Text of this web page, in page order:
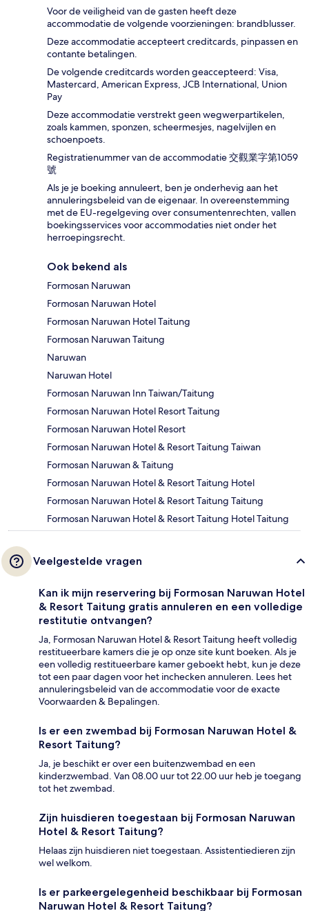
Voor de veiligheid van de gasten heeft deze
accommodatie de volgende voorzieningen: brandblusser.
Deze accommodatie accepteert creditcards, pinpassen en
contante betalingen.
De volgende creditcards worden geaccepteerd: Visa,
Mastercard, American Express, JCB International, Union
Pay
Deze accommodatie verstrekt geen wegwerpartikelen,
zoals kammen, sponzen, scheermesjes, nagelvijlen en
schoenpoets.
Registratienummer van de accommodatie 交觀業字第1059
號
Als je je boeking annuleert, ben je onderhevig aan het
annuleringsbeleid van de eigenaar. In overeenstemming
met de EU-regelgeving over consumentenrechten, vallen
boekingsservices voor accommodaties niet onder het
herroepingsrecht.
Ook bekend als
Formosan Naruwan
Formosan Naruwan Hotel
Formosan Naruwan Hotel Taitung
Formosan Naruwan Taitung
Naruwan
Naruwan Hotel
Formosan Naruwan Inn Taiwan/Taitung
Formosan Naruwan Hotel Resort Taitung
Formosan Naruwan Hotel Resort
Formosan Naruwan Hotel & Resort Taitung Taiwan
Formosan Naruwan & Taitung
Formosan Naruwan Hotel & Resort Taitung Hotel
Formosan Naruwan Hotel & Resort Taitung Taitung
Formosan Naruwan Hotel & Resort Taitung Hotel Taitung
Veelgestelde vragen
Kan ik mijn reservering bij Formosan Naruwan Hotel
& Resort Taitung gratis annuleren en een volledige
restitutie ontvangen?
Ja, Formosan Naruwan Hotel & Resort Taitung heeft volledig
restitueerbare kamers die je op onze site kunt boeken. Als je
een volledig restitueerbare kamer geboekt hebt, kun je deze
tot een paar dagen voor het inchecken annuleren. Lees het
annuleringsbeleid van de accommodatie voor de exacte
Voorwaarden & Bepalingen.
Is er een zwembad bij Formosan Naruwan Hotel &
Resort Taitung?
Ja, je beschikt er over een buitenzwembad en een
kinderzwembad. Van 08.00 uur tot 22.00 uur heb je toegang
tot het zwembad.
Zijn huisdieren toegestaan bij Formosan Naruwan
Hotel & Resort Taitung?
Helaas zijn huisdieren niet toegestaan. Assistentiedieren zijn
wel welkom.
Is er parkeergelegenheid beschikbaar bij Formosan
Naruwan Hotel & Resort Taitung?